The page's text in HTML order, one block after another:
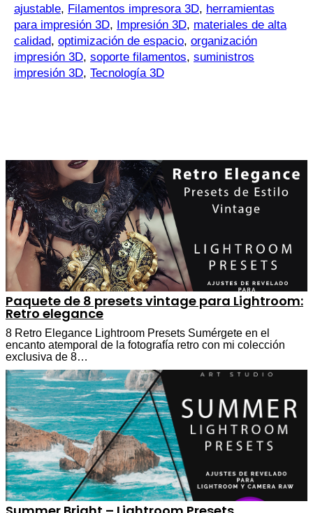
ajustable, Filamentos impresora 3D, herramientas
para impresión 3D, Impresión 3D, materiales de alta
calidad, optimización de espacio, organización
impresión 3D, soporte filamentos, suministros
impresión 3D, Tecnología 3D
Paquete de 8 presets vintage para Lightroom:
Retro elegance
8 Retro Elegance Lightroom Presets Sumérgete en el
encanto atemporal de la fotografía retro con mi colección
exclusiva de 8…